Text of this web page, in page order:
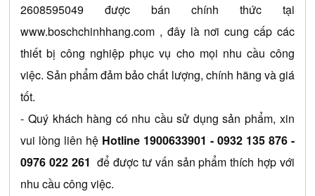
2608595049
www.boschchinhhang.com , đây là nơi cung cấp các
thiết bị công nghiệp phục vụ cho mọi nhu cầu công
việc. Sản phẩm đảm bảo chất lượng, chính hãng và giá
tốt.
- Quý khách hàng có nhu cầu sử dụng sản phẩm, xin
vui lòng liên hệ Hotline 1900633901 - 0932 135 876 -
0976 022 261 để được tư vấn sản phẩm thích hợp với
nhu cầu công việc.